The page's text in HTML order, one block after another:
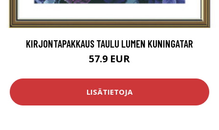
KIRJONTAPAKKAUS TAULU LUMEN KUNINGATAR
57.9 EUR
LISÄTIETOJA